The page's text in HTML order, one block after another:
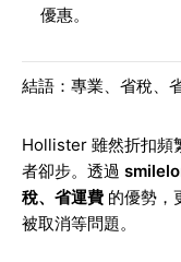
優惠。
結語：專業、省稅、
Hollister 雖然折扣頻
者卻步。透過
稅、省運費 的優勢，
被取消等問題。